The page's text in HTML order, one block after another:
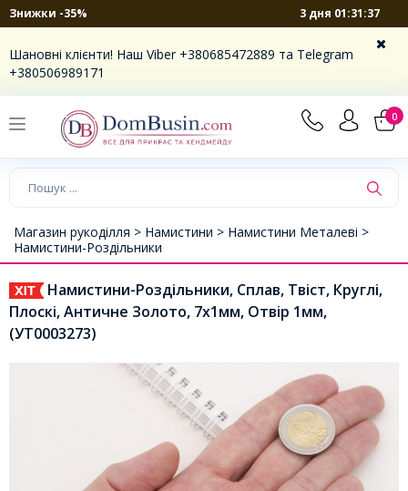
Знижки -35% 3 дня 01:31:37
Шановні клієнти! Наш Viber +380685472889 та Telegram
+380506989171
0
Магазин рукоділля > Намистини > Намистини Металеві >
Намистини-Роздільники
Намистини-Роздільники, Сплав, Твіст, Круглі,
Плоскі, Античне Золото, 7х1мм, Отвір 1мм,
(УТ0003273)